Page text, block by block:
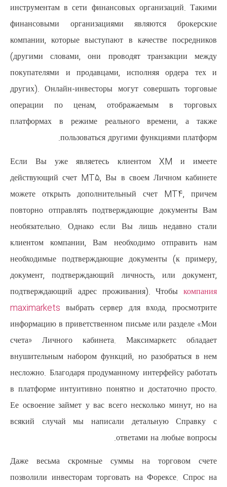
инструментам в сети
финансовыми организациями
компании, которые выступают в
(другими словами, они
покупателями и продавцами,
других). Онлайн-инвесторы
операции по ценам,
платформах в режиме
пользоваться
Если Вы уже являетесь
действующий счет MT5, Вы в
можете открыть
повторно отправлять
необязательно. Однако если
клиентом компании, Вам
необходимые подтверждающие
документ, подтверждающий
подтверждающий адрес
maximarketsвыбрать сервер
информацию в приветственном
счета» Личного кабинета.
внушительным набором
несложно. Благодаря
в платформе интуитивно
Ее освоение займет у вас всего
всякий случай мы написали
Даже весьма скромные
позволили инвесторам